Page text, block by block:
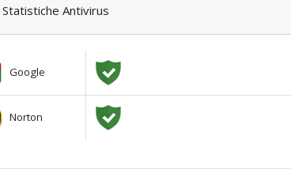
Statistiche Antivirus
Google
Norton